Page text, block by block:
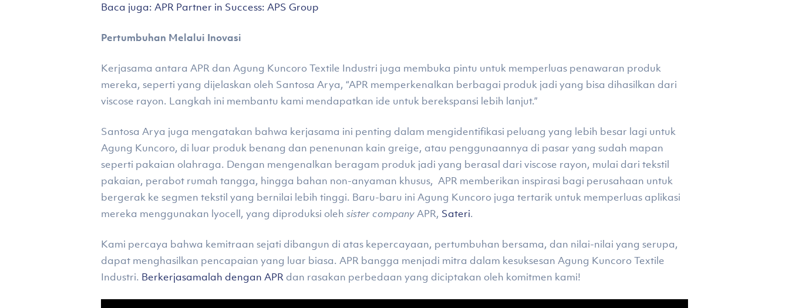
Baca juga: APR Partner in Success: APS Group
Pertumbuhan Melalui Inovasi
Kerjasama antara APR dan Agung Kuncoro Textile Industri juga membuka pintu untuk memperluas penawaran produk
mereka, seperti yang dijelaskan oleh Santosa Arya, “APR memperkenalkan berbagai produk jadi yang bisa dihasilkan dari
viscose rayon. Langkah ini membantu kami mendapatkan ide untuk berekspansi lebih lanjut.”
Santosa Arya juga mengatakan bahwa kerjasama ini penting dalam mengidentifikasi peluang yang lebih besar lagi untuk
Agung Kuncoro, di luar produk benang dan penenunan kain greige, atau penggunaannya di pasar yang sudah mapan
seperti pakaian olahraga. Dengan mengenalkan beragam produk jadi yang berasal dari viscose rayon, mulai dari tekstil
pakaian, perabot rumah tangga, hingga bahan non-anyaman khusus, APR memberikan inspirasi bagi perusahaan untuk
bergerak ke segmen tekstil yang bernilai lebih tinggi. Baru-baru ini Agung Kuncoro juga tertarik untuk memperluas aplikasi
mereka menggunakan lyocell, yang diproduksi oleh sister companyAPR, Sateri.
Kami percaya bahwa kemitraan sejati dibangun di atas kepercayaan, pertumbuhan bersama, dan nilai-nilai yang serupa,
dapat menghasilkan pencapaian yang luar biasa. APR bangga menjadi mitra dalam kesuksesan Agung Kuncoro Textile
Industri. Berkerjasamalah dengan APR dan rasakan perbedaan yang diciptakan oleh komitmen kami!